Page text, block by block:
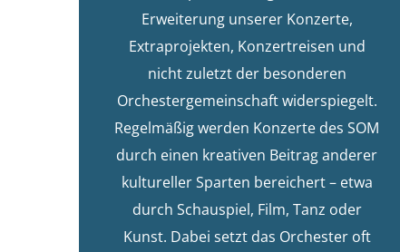
Erweiterung unserer Konzerte,
Extraprojekten, Konzertreisen und
nicht zuletzt der besonderen
Orchestergemeinschaft widerspiegelt.
Regelmäßig werden Konzerte des SOM
durch einen kreativen Beitrag anderer
kultureller Sparten bereichert – etwa
durch Schauspiel, Film, Tanz oder
Kunst. Dabei setzt das Orchester oft